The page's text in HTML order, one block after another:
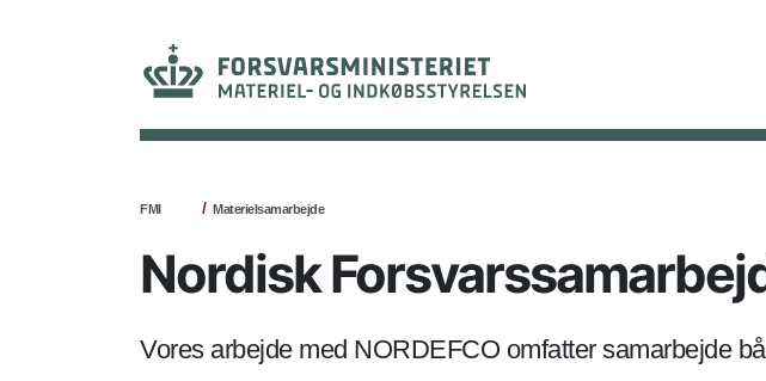
FMI Materielsamarbejde
Nordisk
Vores arbejde med NORDEFCO omfatter samarbejde